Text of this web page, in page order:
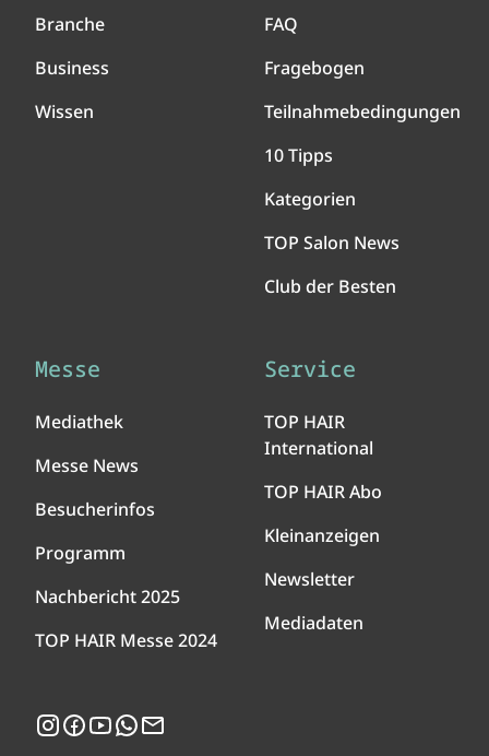
Branche
Business
Wissen
FAQ
Fragebogen
Teilnahmebedingungen
10 Tipps
Kategorien
TOP Salon News
Club der Besten
Messe
Mediathek
Messe News
Besucherinfos
Programm
Nachbericht 2025
TOP HAIR Messe 2024
Service
TOP HAIR
International
TOP HAIR Abo
Kleinanzeigen
Newsletter
Mediadaten
Instagram
Facebook
YouTubeWhatsApp